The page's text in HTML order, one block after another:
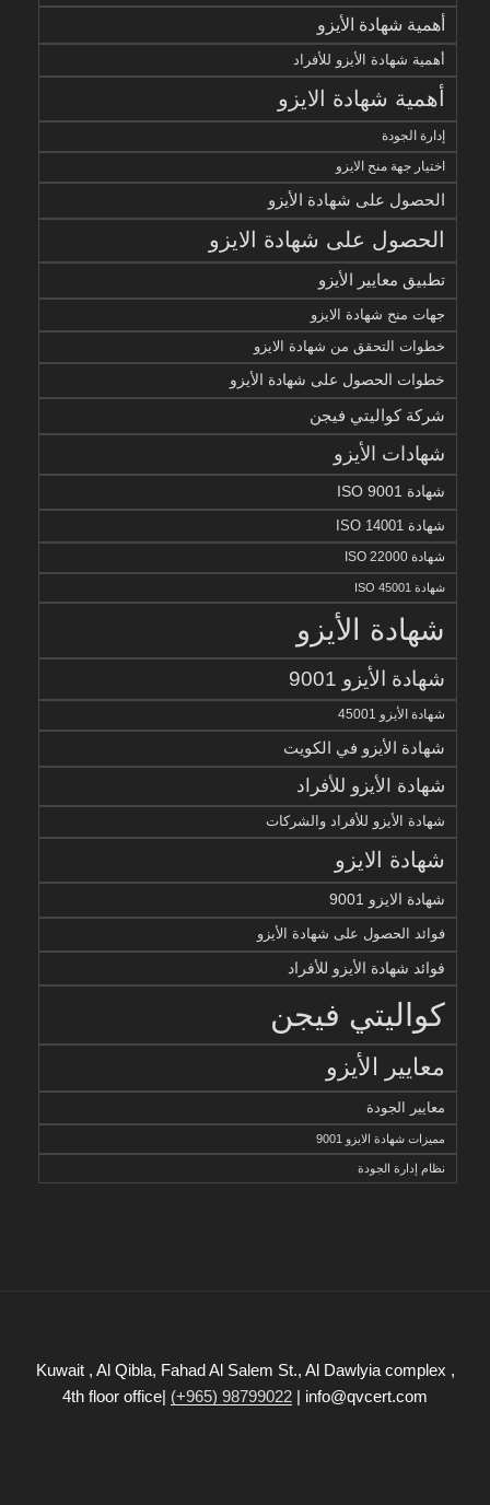
أهمية شهادة الأيزو
أهمية شهادة الأيزو للأفراد
أهمية شهادة الايزو
إدارة الجودة
اختيار جهة منح الايزو
الحصول على شهادة الأيزو
الحصول على شهادة الايزو
تطبيق معايير الأيزو
جهات منح شهادة الايزو
خطوات التحقق من شهادة الايزو
خطوات الحصول على شهادة الأيزو
شركة كواليتي فيجن
شهادات الأيزو
شهادة ISO 9001
شهادة ISO 14001
شهادة ISO 22000
شهادة ISO 45001
شهادة الأيزو
شهادة الأيزو 9001
شهادة الأيزو 45001
شهادة الأيزو في الكويت
شهادة الأيزو للأفراد
شهادة الأيزو للأفراد والشركات
شهادة الايزو
شهادة الايزو 9001
فوائد الحصول على شهادة الأيزو
فوائد شهادة الأيزو للأفراد
كواليتي فيجن
معايير الأيزو
معايير الجودة
مميزات شهادة الايزو 9001
نظام إدارة الجودة
Kuwait , Al Qibla, Fahad Al Salem St., Al Dawlyia complex ,
4th floor office| (+965) 98799022 | info@qvcert.com